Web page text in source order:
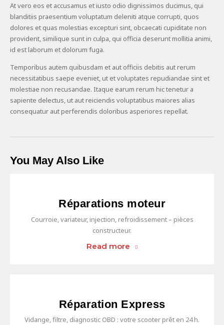
At vero eos et accusamus et iusto odio dignissimos ducimus, qui
blanditiis praesentium voluptatum deleniti atque corrupti, quos
dolores et quas molestias excepturi sint, obcaecati cupiditate non
provident, similique sunt in culpa, qui officia deserunt mollitia animi,
id est laborum et dolorum fuga.
Temporibus autem quibusdam et aut officiis debitis aut rerum
necessitatibus saepe eveniet, ut et voluptates repudiandae sint et
molestiae non recusandae. Itaque earum rerum hic tenetur a
sapiente delectus, ut aut reiciendis voluptatibus maiores alias
consequatur aut perferendis doloribus asperiores repellat.
You May Also Like
Réparations moteur
Courroie, variateur, injection, refroidissement – pièces
constructeur.
Read more
Réparation Express
Vidange, filtre, diagnostic OBD : votre scooter prêt en 24 h.